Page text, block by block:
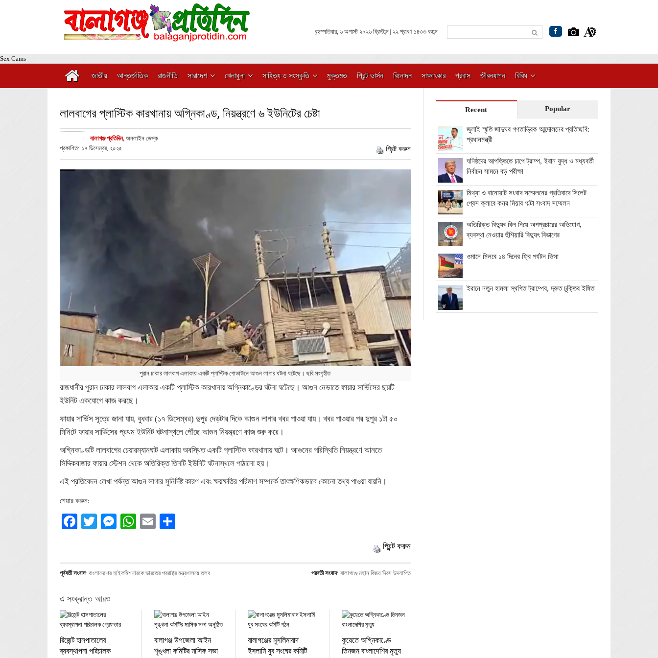
বৃহস্পতিবার, ৬ অগাস্ট ২০২৬ খ্রিস্টাব্দ | ২২ শ্রাবণ ১৪৩৩ বঙ্গাব্দ
Sex Cams
জাতীয় আন্তর্জাতিক রাজনীতি সারাদেশ খেলাধুলা সাহিত্য ও সংস্কৃতি মুক্তমত প্রিন্ট ভার্সন বিনোদন সাক্ষাৎকার প্রবাস জীবনযাপন বিবিধ
লালবাগের প্লাস্টিক কারখানায় অগ্নিকাণ্ড, নিয়ন্ত্রণে ৬ ইউনিটের চেষ্টা
বালাগঞ্জ প্রতিদিন, অনলাইন ডেস্ক
প্রকাশিত: ১৭ ডিসেম্বর, ২০২৫
প্রিন্ট করুন
পুরান ঢাকার লালবাগ এলাকায় একটি প্লাস্টিক গোডাউনে আগুন লাগার ঘটনা ঘটেছে। ছবি সংগৃহীত
রাজধানীর পুরান ঢাকার লালবাগ এলাকায় একটি প্লাস্টিক কারখানায় অগ্নিকাণ্ডের ঘটনা ঘটেছে। আগুন নেভাতে ফায়ার সার্ভিসের ছয়টি
ইউনিট একযোগে কাজ করছে।
ফায়ার সার্ভিস সূত্রে জানা যায়, বুধবার (১৭ ডিসেম্বর) দুপুর দেড়টার দিকে আগুন লাগার খবর পাওয়া যায়। খবর পাওয়ার পর দুপুর ১টা ৫০
মিনিটে ফায়ার সার্ভিসের প্রথম ইউনিট ঘটনাস্থলে পৌঁছে আগুন নিয়ন্ত্রণে কাজ শুরু করে।
অগ্নিকাণ্ডটি লালবাগের চেয়ারম্যানঘাট এলাকায় অবস্থিত একটি প্লাস্টিক কারখানায় ঘটে। আগুনের পরিস্থিতি নিয়ন্ত্রণে আনতে
সিদ্দিকবাজার ফায়ার স্টেশন থেকে অতিরিক্ত তিনটি ইউনিট ঘটনাস্থলে পাঠানো হয়।
এই প্রতিবেদন লেখা পর্যন্ত আগুন লাগার সুনির্দিষ্ট কারণ এবং ক্ষয়ক্ষতির পরিমাণ সম্পর্কে তাৎক্ষণিকভাবে কোনো তথ্য পাওয়া যায়নি।
শেয়ার করুন:
Facebook
TwitterMessenger
WhatsApp
Email
প্রিন্ট করুন
পূর্ববর্তী সংবাদ: বাংলাদেশের হাইকমিশনারকে ভারতের পররাষ্ট্র মন্ত্রণালয়ে তলব পরবর্তী সংবাদ: বালাগঞ্জে মহান বিজয় দিবস উদযাপিত
এ সংক্রান্ত আরও
রিজেন্ট হাসপাতালের
ব্যবস্থাপনা পরিচালক
বালাগঞ্জ উপজেলা আইন
শৃঙ্খলা কমিটির মাসিক সভা
বালাগঞ্জের মুসলিমাবাদ
ইসলামি যুব সংঘের কমিটি
কুয়েতে অগ্নিকাণ্ডে
তিনজন বাংলাদেশির মৃত্যু
Recent Popular
জুলাই স্মৃতি জাদুঘর গণতান্ত্রিক আন্দোলনের প্রতিচ্ছবি:
প্রধানমন্ত্রী
ঘনিষ্ঠদের আপত্তিতে চাপে ট্রাম্প, ইরান যুদ্ধ ও মধ্যবর্তী
নির্বাচন সামনে বড় পরীক্ষা
মিথ্যা ও বানোয়াট সংবাদ সম্মেলনের প্রতিবাদে সিলেট
প্রেস ক্লাবে কনর মিয়ার পাল্টা সংবাদ সম্মেলন
অতিরিক্ত বিদ্যুৎ বিল নিয়ে অপপ্রচারের অভিযোগ,
ব্যবস্থা নেওয়ার হুঁশিয়ারি বিদ্যুৎ বিভাগের
ওমানে মিলবে ১৪ দিনের ফ্রি পর্যটন ভিসা
ইরানে নতুন হামলা স্থগিত ট্রাম্পের, দ্রুত চুক্তির ইঙ্গিত